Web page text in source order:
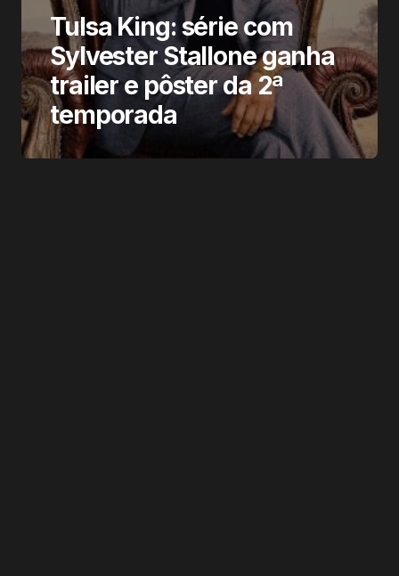
Tulsa King: série com
Sylvester Stallone ganha
trailer e pôster da 2ª
temporada